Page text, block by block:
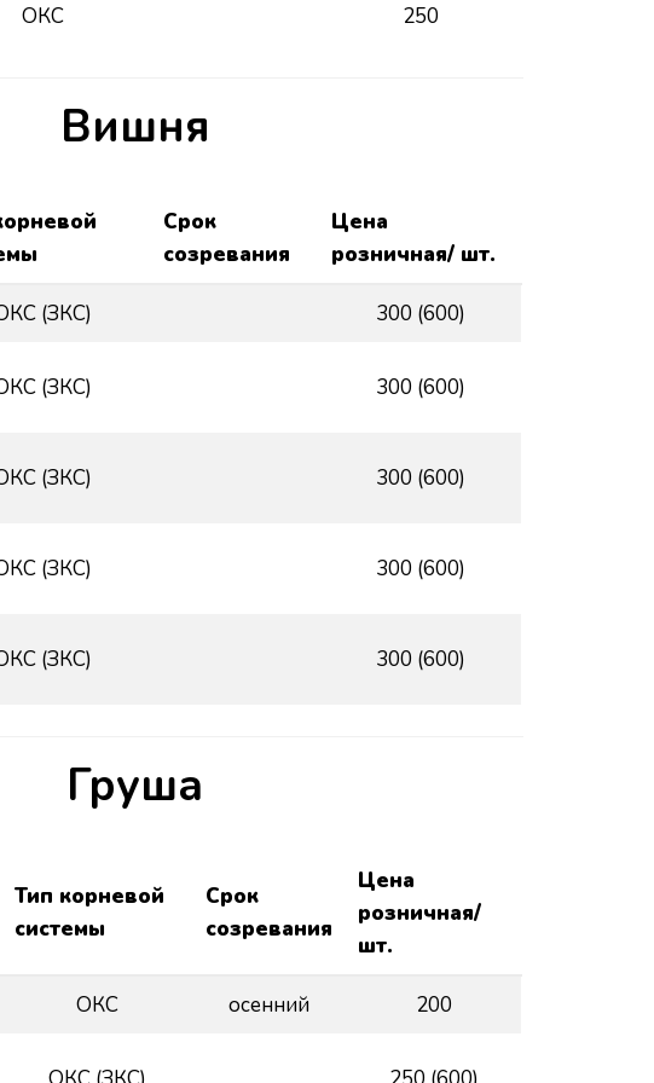
ОКС 250
Вишня
Срок
созревания
Цена
розничная/ шт.
(ЗКС) 300 (600)
(ЗКС) 300 (600)
(ЗКС) 300 (600)
(ЗКС) 300 (600)
(ЗКС) 300 (600)
Груша
Тип корневой
системы
Срок
созревания
Цена
розничная/
шт.
ОКС осенний 200